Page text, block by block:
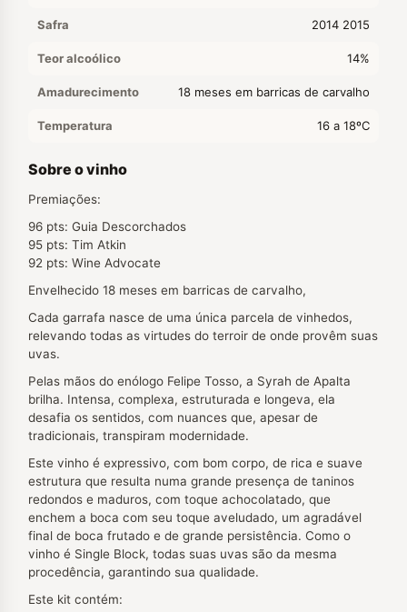
Safra 2014 2015
Teor alcoólico 14%
Amadurecimento 18 meses em barricas de carvalho
Temperatura 16 a 18ºC
Sobre o vinho
Premiações:
96 pts: Guia Descorchados
95 pts: Tim Atkin
92 pts: Wine Advocate
Envelhecido 18 meses em barricas de carvalho,
Cada garrafa nasce de uma única parcela de vinhedos,
relevando todas as virtudes do terroir de onde provêm suas
uvas.
Pelas mãos do enólogo Felipe Tosso, a Syrah de Apalta
brilha. Intensa, complexa, estruturada e longeva, ela
desafia os sentidos, com nuances que, apesar de
tradicionais, transpiram modernidade.
Este vinho é expressivo, com bom corpo, de rica e suave
estrutura que resulta numa grande presença de taninos
redondos e maduros, com toque achocolatado, que
enchem a boca com seu toque aveludado, um agradável
final de boca frutado e de grande persistência. Como o
vinho é Single Block, todas suas uvas são da mesma
procedência, garantindo sua qualidade.
Este kit contém: